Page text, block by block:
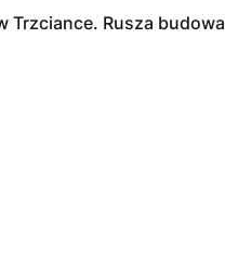
Trzciance. Rusza budowa